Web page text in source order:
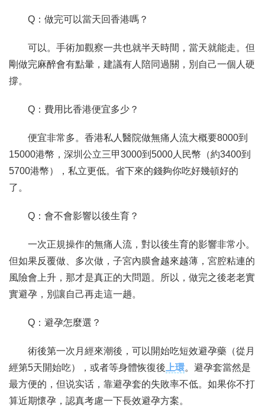
Q：做完可以當天回香港嗎？
可以。手術加觀察一共也就半天時間，當天就能走。但
剛做完麻醉會有點暈，建議有人陪同過關，別自己一個人硬
撐。
Q：費用比香港便宜多少？
便宜非常多。香港私人醫院做無痛人流大概要8000到
15000港幣，深圳公立三甲3000到5000人民幣（約3400到
5700港幣），私立更低。省下來的錢夠你吃好幾頓好的
了。
Q：會不會影響以後生育？
一次正規操作的無痛人流，對以後生育的影響非常小。
但如果反覆做、多次做，子宮內膜會越來越薄，宮腔粘連的
風險會上升，那才是真正的大問題。所以，做完之後老老實
實避孕，別讓自己再走這一趟。
Q：避孕怎麼選？
術後第一次月經來潮後，可以開始吃短效避孕藥（從月
經第5天開始吃），或者等身體恢復後 上環。避孕套當然是
最方便的，但说实话，靠避孕套的失敗率不低。如果你不打
算近期懷孕，認真考慮一下長效避孕方案。